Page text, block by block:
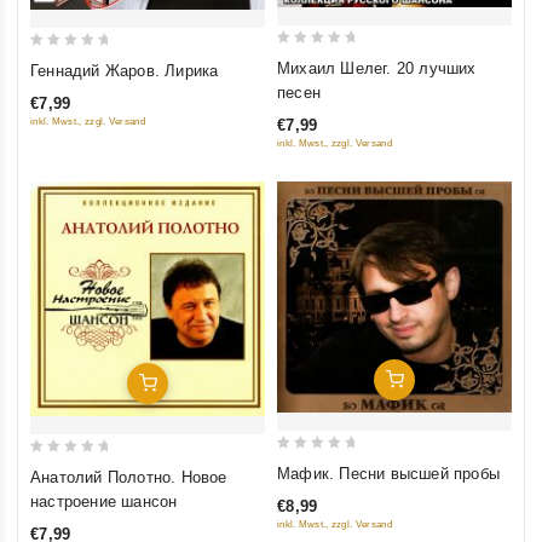
of
Геннадий Жаров. Лирика
€7,99
inkl. Mwst., zzgl. Versand
5
Михаил Шелег. 20 лучших
песен
€7,99
inkl. Mwst., zzgl. Versand
Добавить В Корзину
Анатолий Полотно. Новое
настроение шансон
€7,99
Добавить В Корзину
of
Мафик. Песни высшей пробы
€8,99
inkl. Mwst., zzgl. Versand